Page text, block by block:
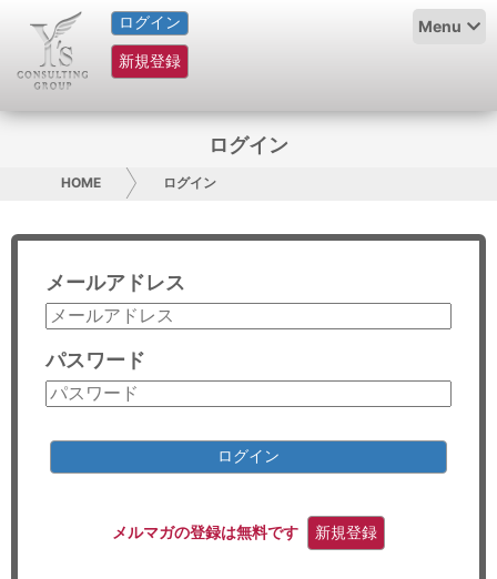
ログイン
新規登録
Menu
HOME
サービス紹介
グループ概要
採用情報
お問い合わせ
コンサルティング
リサーチ
ログイン
HOME ログイン
メールアドレス
パスワード
ログイン
メルマガの登録は無料です 新規登録